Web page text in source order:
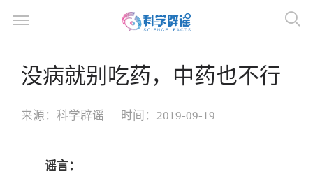
没病就别吃药，中药也不行
来源： 科学辟谣 时间： 2019-09-19
谣言：